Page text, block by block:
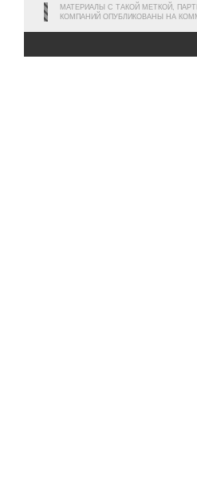
МАТЕРИАЛЫ С ТАКОЙ МЕТКОЙ,
КОМПАНИЙ ОПУБЛИКОВАНЫ НА